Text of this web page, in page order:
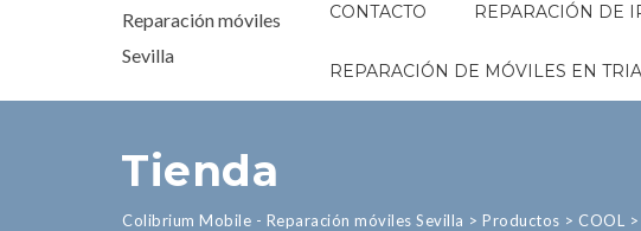
CONTACTO REPARACIÓN DE
REPARACIÓN DE MÓVILES EN
Tienda
Colibrium Mobile - Reparación móviles Sevilla > Productos > COOL >